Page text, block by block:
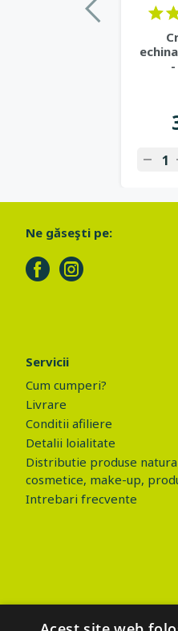
Ne găseşti pe:
Servicii
Cum cumperi?
Livrare
Conditii afiliere
Detalii loialitate
Distributie produse
cosmetice, make-up,
Intrebari frecvente